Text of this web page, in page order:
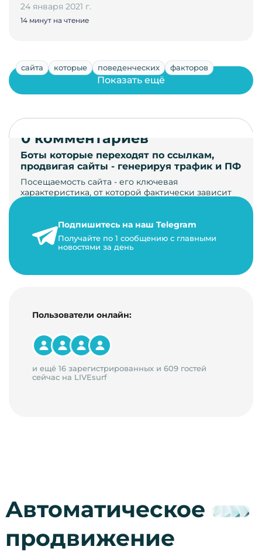
24 января 2021 г.
14 минут на чтение
сайта которые поведенческих факторов
Боты которые переходят по ссылкам,
продвигая сайты - генерируя трафик и ПФ
Посещаемость сайта - его ключевая
характеристика, от которой фактически зависит
22 мая 2024 г.
9 минут на чтение
Показать ещё
0 комментариев
Подпишитесь на наш Telegram
Получайте по 1 сообщению с главными
новостями за день
Пользователи онлайн:
и ещё 16 зарегистрированных и 609 гостей
сейчас на LIVEsurf
Автоматическое
продвижение